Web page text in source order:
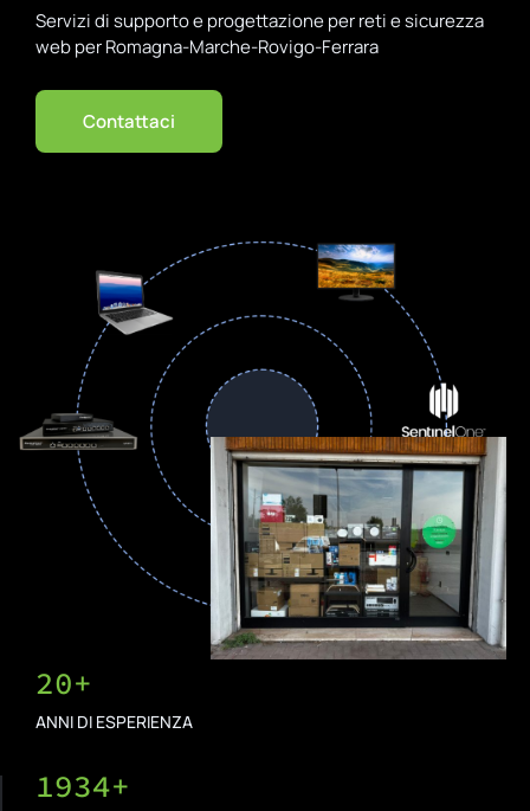
Servizi di supporto e progettazione per reti e sicurezza
web per Romagna-Marche-Rovigo-Ferrara
Contattaci
20+
ANNI DI ESPERIENZA
1934+